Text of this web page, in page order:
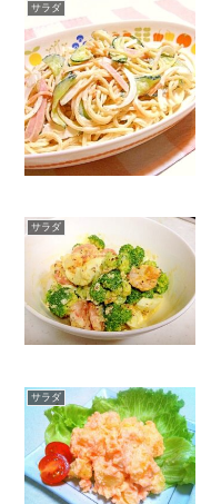
サラダ
サラダ
サラダ